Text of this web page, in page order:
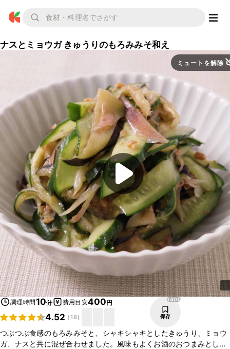
ナスとミョウガ きゅうりのもろみみそ和え
ミュートを解除
調理時間10分 費用目安400円
4.52 (18)
1405
保存
つぶつぶ食感のもろみみそと、シャキシャキとしたきゅうり、ミョウ
ガ、ナスと共に混ぜ合わせました。風味もよくお酒のおつまみとして